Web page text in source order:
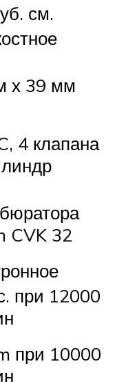
см.
х 39 мм
4 клапана
CVK 32
при 12000
при 10000